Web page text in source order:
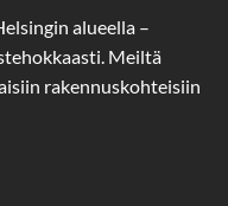
alueella –
Meiltä
rakennuskohteisiin